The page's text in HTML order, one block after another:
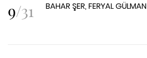
9/31 BAHAR ŞER, FERYAL GÜLMAN